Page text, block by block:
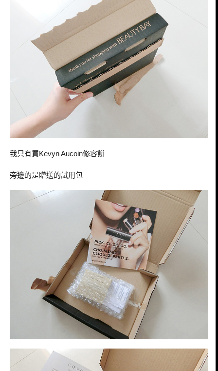
我只有買Kevyn Aucoin修容餅
旁邊的是贈送的試用包